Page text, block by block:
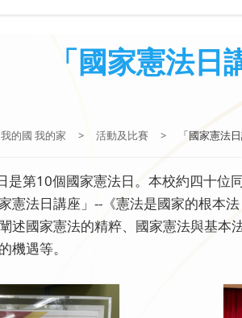
「國家憲法日
我的國 我的家 > 活動及比賽 > 「國家憲法
是第10個國家憲法日。本校約四十位
憲法日講座」--《憲法是國家的根本
述國家憲法的精粹、國家憲法與基本
機遇等。